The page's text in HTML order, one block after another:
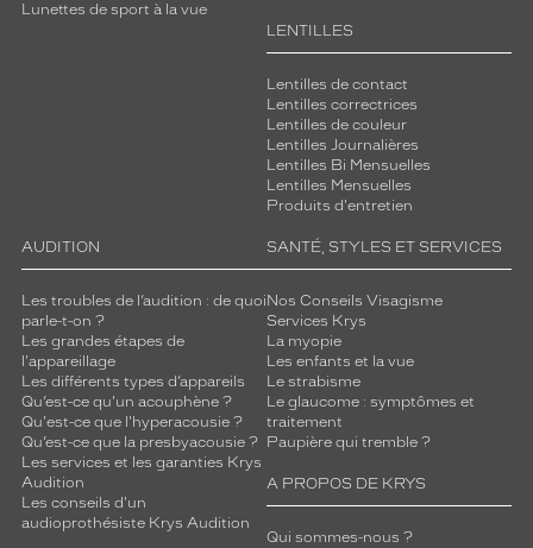
Lunettes de sport à la vue
LENTILLES
Lentilles de contact
Lentilles correctrices
Lentilles de couleur
Lentilles Journalières
Lentilles Bi Mensuelles
Lentilles Mensuelles
Produits d'entretien
AUDITION
Les troubles de l’audition : de quoi
parle-t-on ?
Les grandes étapes de
l'appareillage
Les différents types d’appareils
Qu’est-ce qu'un acouphène ?
Qu'est-ce que l'hyperacousie ?
Qu’est-ce que la presbyacousie ?
Les services et les garanties Krys
Audition
Les conseils d'un
audioprothésiste Krys Audition
SANTÉ, STYLES ET SERVICES
Nos Conseils Visagisme
Services Krys
La myopie
Les enfants et la vue
Le strabisme
Le glaucome : symptômes et
traitement
Paupière qui tremble ?
A PROPOS DE KRYS
Qui sommes-nous ?